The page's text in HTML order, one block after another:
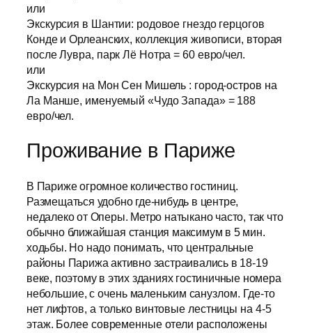
или
Экскурсия в Шантии: родовое гнездо герцогов
Конде и Орлеанских, коллекция живописи, вторая
после Лувра, парк Лё Нотра = 60 евро/чел.
или
Экскурсия на Мон Сен Мишель : город-остров на
Ла Манше, именуемый «Чудо Запада» = 188
евро/чел.
Проживание в Париже
В Париже огромное количество гостиниц.
Размещаться удобно где-нибудь в центре,
недалеко от Оперы. Метро натыкано часто, так что
обычно ближайшая станция максимум в 5 мин.
ходьбы. Но надо понимать, что центральные
районы Парижа активно застраивались в 18-19
веке, поэтому в этих зданиях гостиничные номера
небольшие, с очень маленьким санузлом. Где-то
нет лифтов, а только винтовые лестницы на 4-5
этаж. Более современные отели расположены